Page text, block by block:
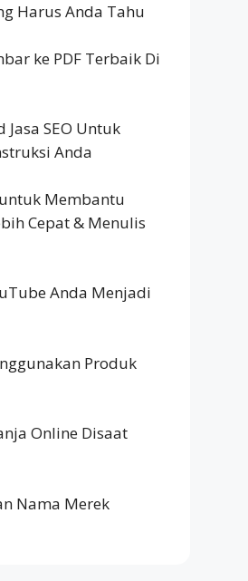
Harus Anda Tahu
ke PDF Terbaik Di
Jasa SEO Untuk
Anda
Membantu
Cepat & Menulis
Anda Menjadi
Produk
Online Disaat
Nama Merek